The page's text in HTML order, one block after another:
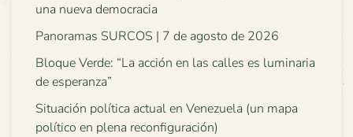
una nueva democracia
Panoramas SURCOS | 7 de agosto de 2026
Bloque Verde: “La acción en las calles es luminaria
de esperanza”
Situación política actual en Venezuela (un mapa
político en plena reconfiguración)